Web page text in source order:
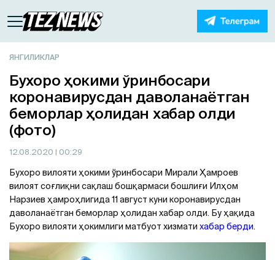
ЯНГИЛИКЛАР
Бухоро ҳокими ўринбосари
коронавирусдан даволанаётган
беморлар ҳолидан хабар олди
(фото)
12.08.2020 | 00:29
Бухоро вилояти ҳокими ўринбосари Мирали Ҳамроев
вилоят соғлиқни сақлаш бошқармаси бошлиғи Илҳом
Нарзиев ҳамроҳлигида 11 август куни коронавирусдан
даволанаётган беморлар ҳолидан хабар олди. Бу ҳақида
Бухоро вилояти ҳокимлиги матбуот хизмати хабар берди.